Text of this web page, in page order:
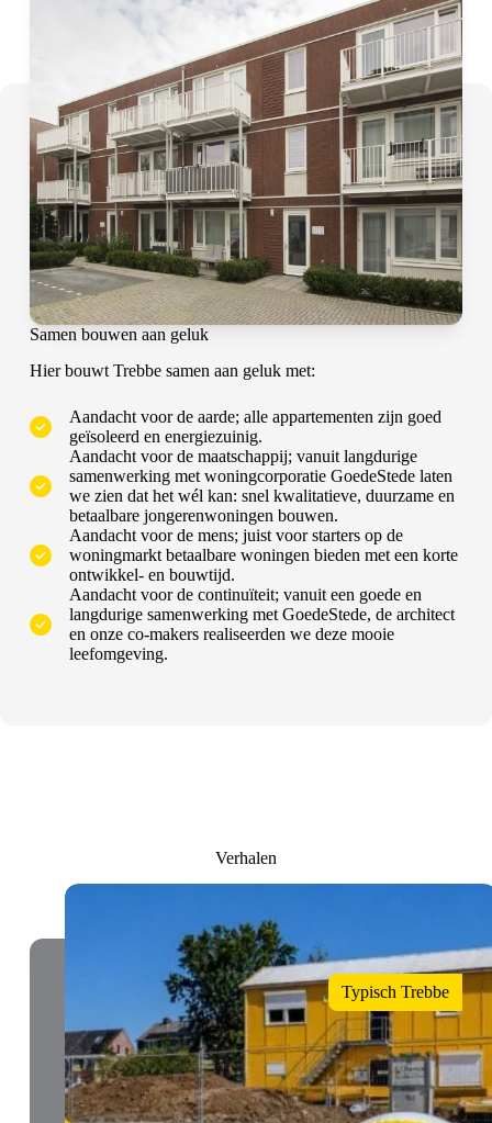
Samen bouwen aan geluk
Hier bouwt Trebbe samen aan geluk met:
Aandacht voor de aarde; alle appartementen zijn goed
geïsoleerd en energiezuinig.
Aandacht voor de maatschappij; vanuit langdurige
samenwerking met woningcorporatie GoedeStede laten
we zien dat het wél kan: snel kwalitatieve, duurzame en
betaalbare jongerenwoningen bouwen.
Aandacht voor de mens; juist voor starters op de
woningmarkt betaalbare woningen bieden met een korte
ontwikkel- en bouwtijd.
Aandacht voor de continuïteit; vanuit een goede en
langdurige samenwerking met GoedeStede, de architect
en onze co-makers realiseerden we deze mooie
leefomgeving.
Verhalen
Typisch Trebbe